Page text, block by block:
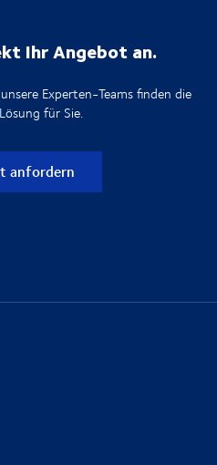
Ihr Angebot an.
Experten-Teams finden die
für Sie.
anfordern